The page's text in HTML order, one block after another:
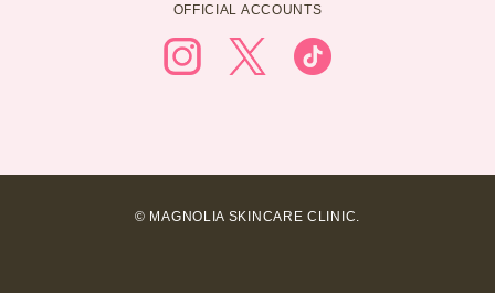
OFFICIAL ACCOUNTS
© MAGNOLIA SKINCARE CLINIC.